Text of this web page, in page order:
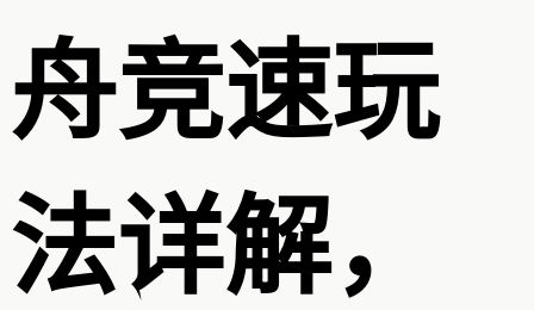
舟竞速玩
法详解，